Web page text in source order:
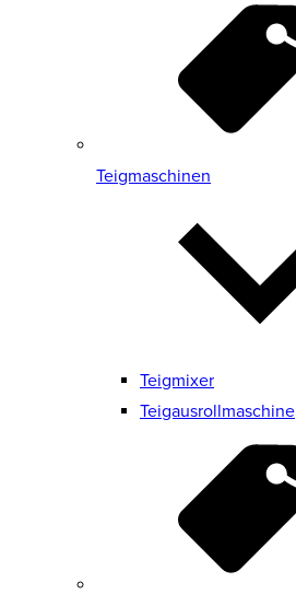
Teigmaschinen
Teigmixer
Teigausrollmaschine